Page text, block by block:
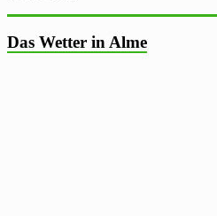
Das Wetter in Alme